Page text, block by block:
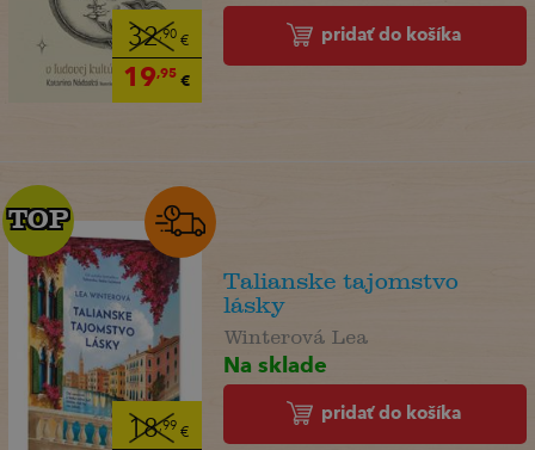
32,90€
19,95€
pridať do košíka
18,99 €
TOP
TOP
Talianske tajomstvo
lásky
Winterová Lea
Na sklade
pridať do košíka